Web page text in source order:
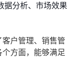
据分析、市场效果
户管理、销售管
方面，能够满足